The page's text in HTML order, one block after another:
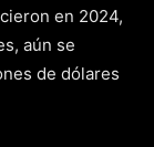
en 2024,
aún se
de dólares